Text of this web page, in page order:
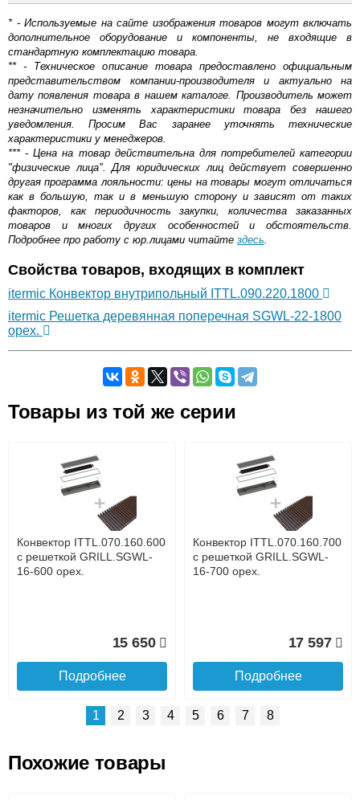
* - Используемые на сайте изображения товаров могут включать
дополнительное оборудование и компоненты, не входящие в
стандартную комплектацию товара.
** - Техническое описание товара предоставлено официальным
представительством компании-производителя и актуально на
дату появления товара в нашем каталоге. Производитель может
незначительно изменять характеристики товара без нашего
уведомления. Просим Вас заранее уточнять технические
характеристики у менеджеров.
*** - Цена на товар действительна для потребителей категории
"физические лица". Для юридических лиц действует совершенно
другая программа лояльности: цены на товары могут отличаться
как в большую, так и в меньшую сторону и зависят от таких
факторов, как периодичность закупки, количества заказанных
товаров и многих других особенностей и обстоятельств.
Подробнее про работу с юр.лицами читайте здесь.
Свойства товаров, входящих в комплект
itermic Конвектор внутрипольный ITTL.090.220.1800
itermic Решетка деревянная поперечная SGWL-22-1800
орех.
Оставьте отзыв
Доставка сантехники по Москве и Московской области
Наличный расчёт
Банковской картой на сайте в режиме реального
времени
Банковской картой при получении товара как при
доставке, так и самовывозом
Интернет-деньгами (Yandex-деньги, Web-money,
Qiwi-кошельки и другие).
Безналичный расчёт (возможно и с НДС)
Товары из той же серии
Конвектор ITTL.070.160.600
с решеткой GRILL.SGWL-
16-600 орех.
15 650
Подробнее
Конвектор ITTL.070.160.700
с решеткой GRILL.SGWL-
16-700 орех.
17 597
Подробнее
1 2 3 4 5 6 7 8
Похожие товары